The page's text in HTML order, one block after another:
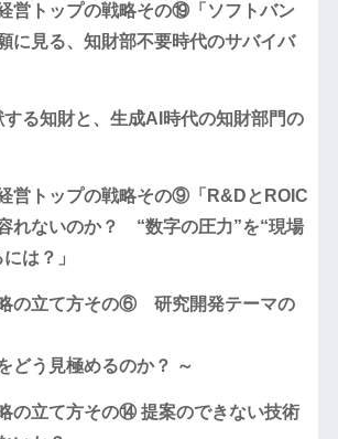
営トップの戦略その⑲「ソフトバン
に見る、知財部不要時代のサバイバ
する知財と、生成AI時代の知財部門の
営トップの戦略その⑨「R&DとROIC
れないのか？ “数字の圧力”を“現場
は？」
の立て方その⑥ 研究開発テーマの
どう見極めるのか？ ～
の立て方その⑭ 提案のできない技術